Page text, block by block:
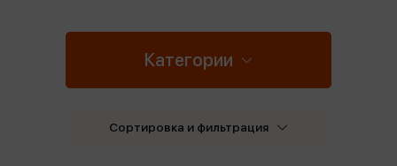
Категории
Сортировка и фильтрация